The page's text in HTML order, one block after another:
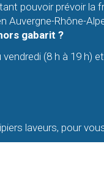
pouvoir prévoir la
Rhône-
gabarit ?
(8 h à 19 h)
laveurs, pour